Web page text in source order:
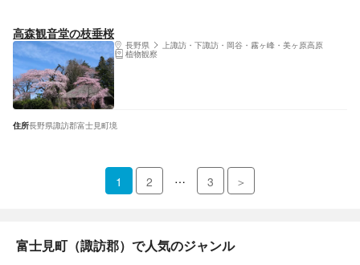
高森観音堂の枝垂桜
長野県 上諏訪・下諏訪・岡谷・霧ヶ峰・美ヶ原高原
植物観察
住所長野県諏訪郡富士見町境
1 2 … 3 ＞
富士見町（諏訪郡）で人気のジャンル